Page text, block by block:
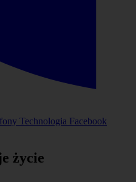
Technologia Facebook
życie